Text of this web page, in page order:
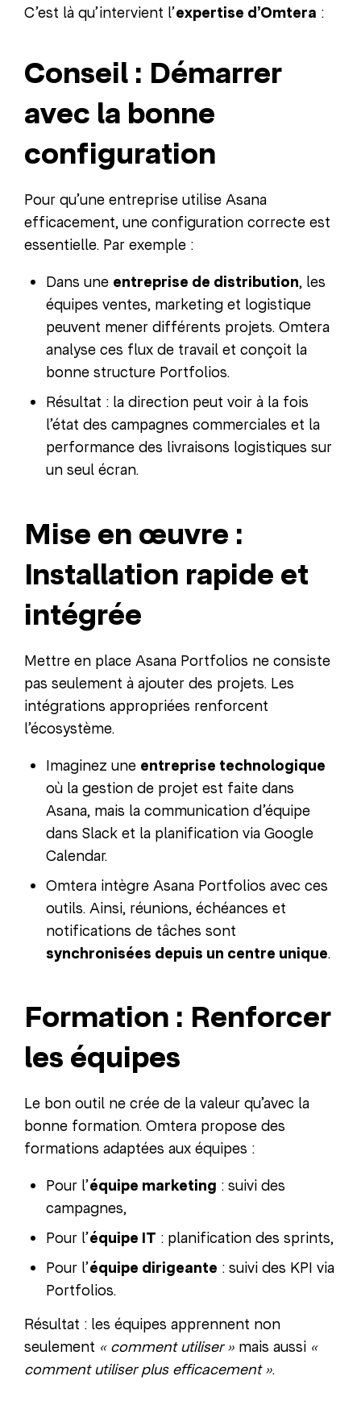
C’est là qu’intervient l’expertise d’Omtera :
Conseil : Démarrer
avec la bonne
configuration
Pour qu’une entreprise utilise Asana
efficacement, une configuration correcte est
essentielle. Par exemple :
Dans une entreprise de distribution, les
équipes ventes, marketing et logistique
peuvent mener différents projets. Omtera
analyse ces flux de travail et conçoit la
bonne structure Portfolios.
Résultat : la direction peut voir à la fois
l’état des campagnes commerciales et la
performance des livraisons logistiques sur
un seul écran.
Mise en œuvre :
Installation rapide et
intégrée
Mettre en place Asana Portfolios ne consiste
pas seulement à ajouter des projets. Les
intégrations appropriées renforcent
l’écosystème.
Imaginez une entreprise technologique
où la gestion de projet est faite dans
Asana, mais la communication d’équipe
dans Slack et la planification via Google
Calendar.
Omtera intègre Asana Portfolios avec ces
outils. Ainsi, réunions, échéances et
notifications de tâches sont
synchronisées depuis un centre unique.
Formation : Renforcer
les équipes
Le bon outil ne crée de la valeur qu’avec la
bonne formation. Omtera propose des
formations adaptées aux équipes :
Pour l’équipe marketing : suivi des
campagnes,
Pour l’équipe IT : planification des sprints,
Pour l’équipe dirigeante : suivi des KPI via
Portfolios.
Résultat : les équipes apprennent non
seulement « comment utiliser » mais aussi «
comment utiliser plus efficacement ».